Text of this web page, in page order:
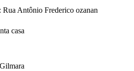
Rua Antônio Frederico ozanan
casa⁣⁣